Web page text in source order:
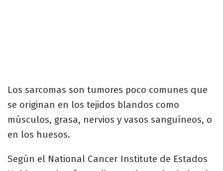
Los sarcomas son tumores poco comunes que
se originan en los tejidos blandos como
músculos, grasa, nervios y vasos sanguíneos, o
en los huesos.
Según el National Cancer Institute de Estados